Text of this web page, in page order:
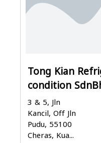
Tong Kian
condition
3 & 5, Jln
Kancil, Off Jln
Pudu, 55100
Cheras, Kua...